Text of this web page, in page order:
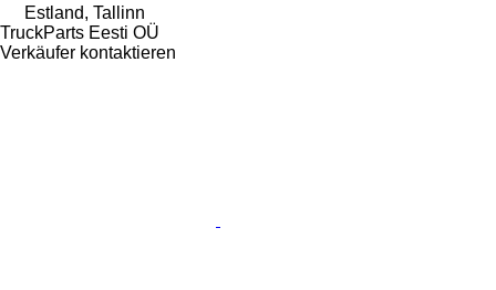
Estland, Tallinn
TruckParts Eesti OÜ
Verkäufer kontaktieren